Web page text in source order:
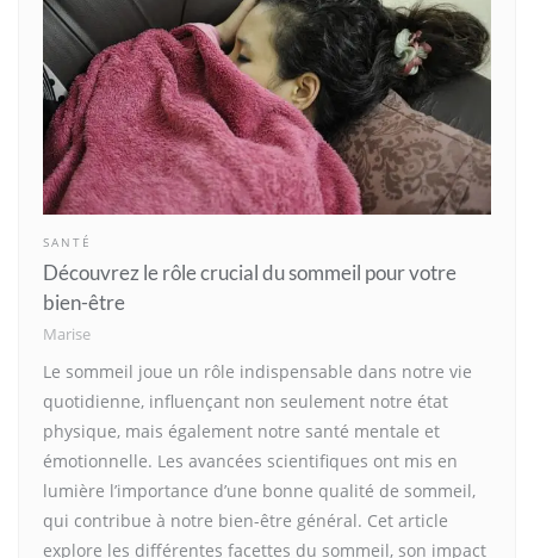
SANTÉ
Découvrez le rôle crucial du sommeil pour votre
bien-être
Marise
Le sommeil joue un rôle indispensable dans notre vie
quotidienne, influençant non seulement notre état
physique, mais également notre santé mentale et
émotionnelle. Les avancées scientifiques ont mis en
lumière l’importance d’une bonne qualité de sommeil,
qui contribue à notre bien-être général. Cet article
explore les différentes facettes du sommeil, son impact